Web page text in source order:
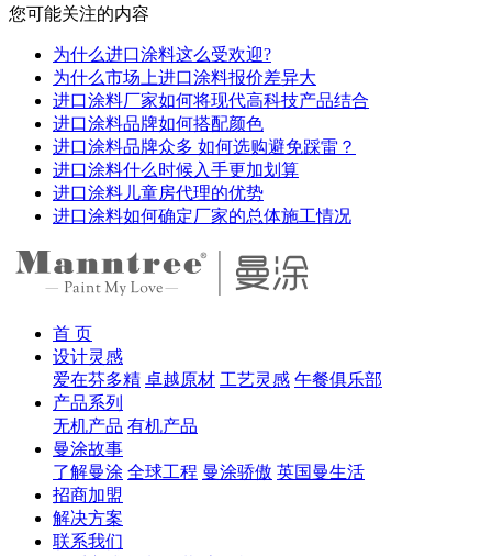
您可能关注的内容
为什么进口涂料这么受欢迎?
为什么市场上进口涂料报价差异大
进口涂料厂家如何将现代高科技产品结合
进口涂料品牌如何搭配颜色
进口涂料品牌众多 如何选购避免踩雷？
进口涂料什么时候入手更加划算
进口涂料儿童房代理的优势
进口涂料如何确定厂家的总体施工情况
首 页
设计灵感
爱在芬多精 卓越原材 工艺灵感 午餐俱乐部
产品系列
无机产品 有机产品
曼涂故事
了解曼涂 全球工程 曼涂骄傲 英国曼生活
招商加盟
解决方案
联系我们